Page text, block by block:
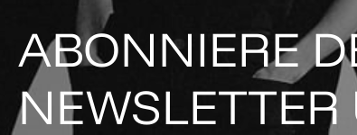
ABONNIERE
NEWSLETTER